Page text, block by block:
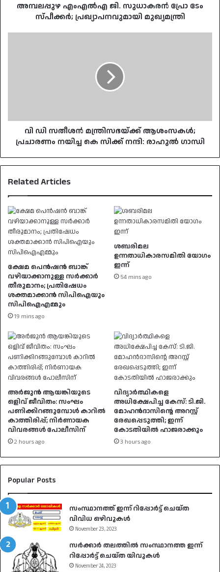
അമ്പലപ്പുഴ എംഎൽഎ ജി. സുധാകരൻ പ്രോ ടേം
സ്പീക്കർ; പ്രഖ‍്യാപനവുമായി മുഖ‍്യമന്ത്രി
സിക്ക്
രാഹുല്‍
വി ഡി സതീശന്‍ മന്ത്രിസഭയ്ക്ക് ആശംസകള്‍;
പ്രചാരണം നയിച്ച കെ സിക്ക് നന്ദി: രാഹുല്‍ ഗാന്ധി
Related Articles
ക്ഷേമ പെൻഷൻ ബാങ്ക്
വഴിയാക്കാനുള്ള സർക്കാർ
തീരുമാനം; പ്രതിഷേധം
ശക്തമാക്കാൻ സിപിഐയും
സിപിഐഎമ്മും
19 mins ago
ശബരിമല
ഉന്നതാധികാരസമിതി യോഗം
ഇന്ന്
54 mins ago
അർജുൻ ആയങ്കിയുടെ
ഒളിവ് ജീവിതം: സംഘം
പണിക്കിറങ്ങുമ്പോൾ കാറിൽ
കാത്തിരിപ്പ്; നിർണായക
വിവരങ്ങൾ പോലീസിന്
2 hours ago
വിദ്യാർത്ഥികളെ
അധിക്ഷേപിച്ച കേസ്: ടി.ജി.
മോഹൻദാസിന്റെ അറസ്റ്റ്
രേഖപ്പെടുത്തി; ഇന്ന്
കോടതിയിൽ ഹാജരാക്കും
3 hours ago
Popular Posts
സംസ്ഥാനത്ത് ഇന്ന് റിപ്പോർട്ട് ചെയ്ത
വിവിധ ഒഴിവുകൾ
November 23, 2023
സർക്കാർ തലത്തിൽ സംസ്ഥാനത്ത ഇന്ന്
റിപ്പോർട്ട് ചെയ്ത യിവുകൾ
November 24, 2023